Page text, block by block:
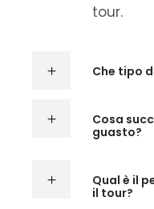
tour.
Che tipo
Cosa
guasto?
Qual è il
il tour?